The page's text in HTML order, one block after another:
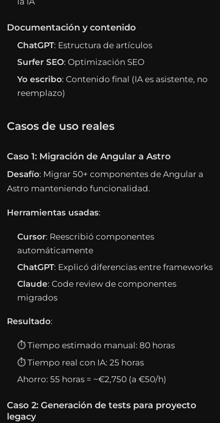
Documentación y contenido
ChatGPT: Estructura de artículos
Surfer SEO: Optimización SEO
Yo escribo: Contenido final (IA es asistente, no
reemplazo)
Casos de uso reales
Caso 1: Migración de Angular a Astro
Desafío: Migrar 50+ componentes de Angular a
Astro manteniendo funcionalidad.
Herramientas usadas:
Cursor: Reescribió componentes
automáticamente
ChatGPT: Explicó diferencias entre frameworks
Claude: Code review de componentes
migrados
Resultado:
⏱ Tiempo estimado manual: 80 horas
⏱ Tiempo real con IA: 25 horas
Ahorro: 55 horas = ~€2,750 (a €50/h)
Caso 2: Generación de tests para proyecto
legacy